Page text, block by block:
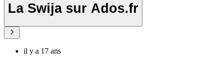
La Swija sur Ados.fr
il y a 17 ans